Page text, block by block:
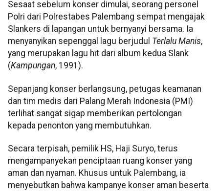
Sesaat sebelum konser dimulai, seorang personel
Polri dari Polrestabes Palembang sempat mengajak
Slankers di lapangan untuk bernyanyi bersama. Ia
menyanyikan sepenggal lagu berjudul Terlalu Manis,
yang merupakan lagu hit dari album kedua Slank
(Kampungan, 1991).
Sepanjang konser berlangsung, petugas keamanan
dan tim medis dari Palang Merah Indonesia (PMI)
terlihat sangat sigap memberikan pertolongan
kepada penonton yang membutuhkan.
Secara terpisah, pemilik HS, Haji Suryo, terus
mengampanyekan penciptaan ruang konser yang
aman dan nyaman. Khusus untuk Palembang, ia
menyebutkan bahwa kampanye konser aman beserta